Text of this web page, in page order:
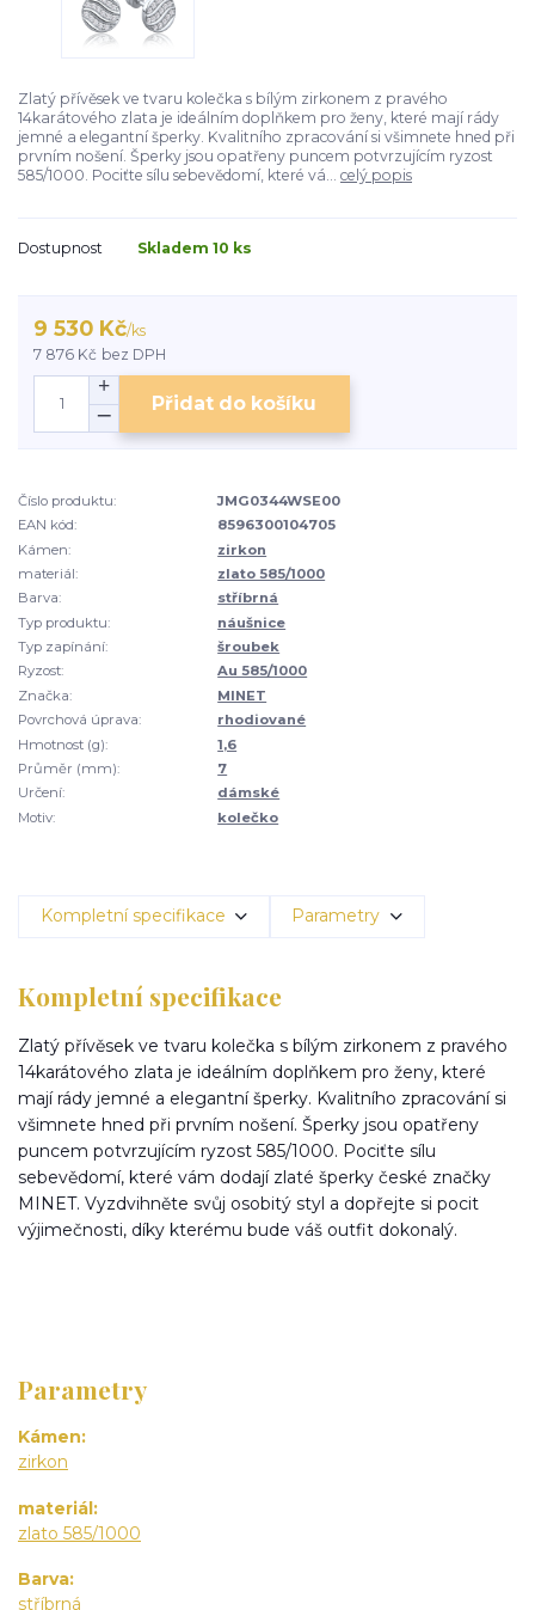
Zlatý přívěsek ve tvaru kolečka s bílým zirkonem z pravého
14karátového zlata je ideálním doplňkem pro ženy, které mají rády
jemné a elegantní šperky. Kvalitního zpracování si všimnete hned při
prvním nošení. Šperky jsou opatřeny puncem potvrzujícím ryzost
585/1000. Pociťte sílu sebevědomí, které vá... celý popis
Dostupnost Skladem 10 ks
9 530 Kč/ks
7 876 Kč bez DPH
Přidat do košíku
Číslo produktu:
JMG0344WSE00
EAN kód:
8596300104705
Kámen:
zirkon
materiál:
zlato 585/1000
Barva:
stříbrná
Typ produktu:
náušnice
Typ zapínání:
šroubek
Ryzost:
Au 585/1000
Značka:
MINET
Povrchová úprava:
rhodiované
Hmotnost (g):
1,6
Průměr (mm):
7
Určení:
dámské
Motiv:
kolečko
Kompletní specifikace Parametry
Kompletní specifikace
Zlatý přívěsek ve tvaru kolečka s bílým zirkonem z pravého
14karátového zlata je ideálním doplňkem pro ženy, které
mají rády jemné a elegantní šperky. Kvalitního zpracování si
všimnete hned při prvním nošení. Šperky jsou opatřeny
puncem potvrzujícím ryzost 585/1000. Pociťte sílu
sebevědomí, které vám dodají zlaté šperky české značky
MINET. Vyzdvihněte svůj osobitý styl a dopřejte si pocit
výjimečnosti, díky kterému bude váš outfit dokonalý.
Parametry
Kámen
zirkon
materiál
zlato 585/1000
Barva
stříbrná